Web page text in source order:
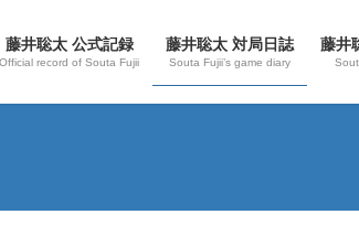
藤井聡太 公式記録
Official record of Souta Fujii
藤井聡太 対局日誌
Souta Fujii’s game diary
藤井